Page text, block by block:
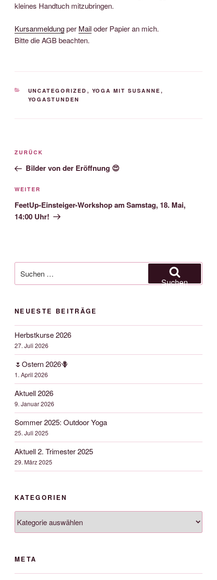
kleines Handtuch mitzubringen.
Kursanmeldungper Mailoder Papier an mich.
Bitte die AGB beachten.
KATEGORIEN
UNCATEGORIZED , YOGA MIT SUSANNE ,
YOGASTUNDEN
Beitragsnavigation
Vorheriger
Beitrag
ZURÜCK
Bilder von der Eröffnung 😍
Nächster
Beitrag
WEITER
FeetUp-Einsteiger-Workshop am Samstag, 18. Mai,
14:00 Uhr!
nach:
Suchen
NEUESTE BEITRÄGE
Herbstkurse 2026
27. Juli 2026
🌷Ostern 2026🪻
1. April 2026
Aktuell 2026
9. Januar 2026
Sommer 2025: Outdoor Yoga
25. Juli 2025
Aktuell 2. Trimester 2025
29. März 2025
KATEGORIEN
META